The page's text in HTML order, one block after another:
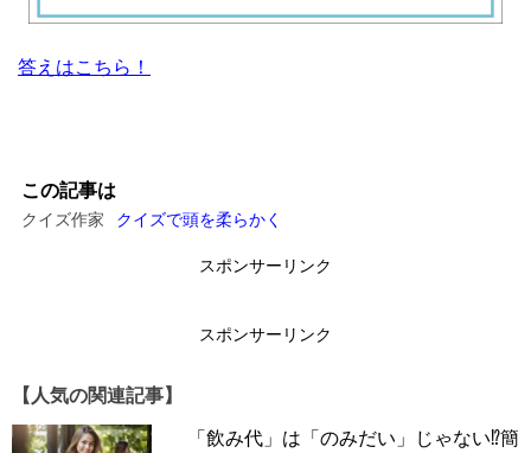
答えはこちら！
この記事は
クイズ作家 クイズで頭を柔らかく
スポンサーリンク
スポンサーリンク
【人気の関連記事】
「飲み代」は「のみだい」じゃない⁉簡